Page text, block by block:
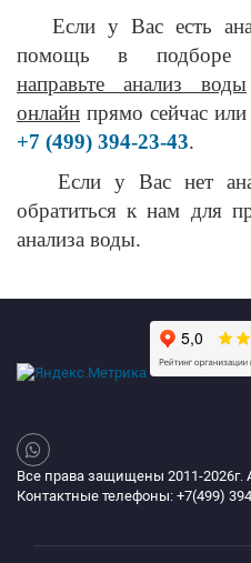
Если у Вас есть
помощь в подборе
направьте анализ воды
онлайн прямо сейчас
+7 (499) 394-23-43.
Если у Вас нет
обратиться к нам для
анализа воды.
Все права защищены 2011-
Контактные телефоны: +7(499)